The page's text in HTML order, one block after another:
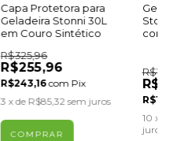
Capa Protetora para
Geladeira Stonni 30L
em Couro Sintético
R$325,96
R$255,96
R$243,16com Pix
3 x deR$85,32 sem juros
Stonni
com
10 x de
juros